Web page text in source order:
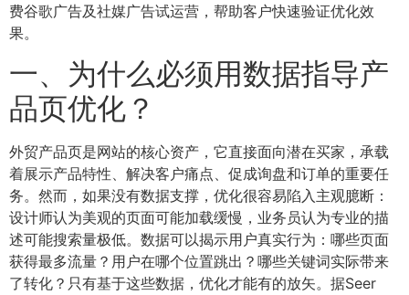
费谷歌广告及社媒广告试运营，帮助客户快速验证优化效
果。
一、为什么必须用数据指导产
品页优化？
外贸产品页是网站的核心资产，它直接面向潜在买家，承载
着展示产品特性、解决客户痛点、促成询盘和订单的重要任
务。然而，如果没有数据支撑，优化很容易陷入主观臆断：
设计师认为美观的页面可能加载缓慢，业务员认为专业的描
述可能搜索量极低。数据可以揭示用户真实行为：哪些页面
获得最多流量？用户在哪个位置跳出？哪些关键词实际带来
了转化？只有基于这些数据，优化才能有的放矢。据Seer